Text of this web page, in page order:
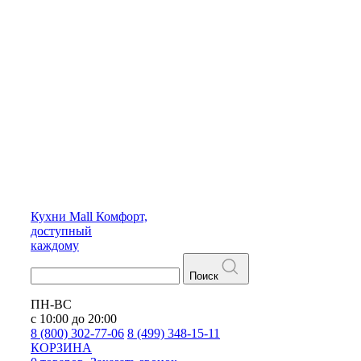
Кухни Mall Комфорт,
доступный
каждому
Поиск
ПН-ВС
с 10:00 до 20:00
8 (800) 302-77-06 8 (499) 348-15-11
КОРЗИНА